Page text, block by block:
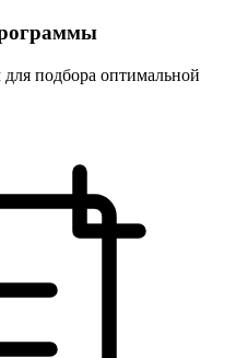
подбора оптимальной